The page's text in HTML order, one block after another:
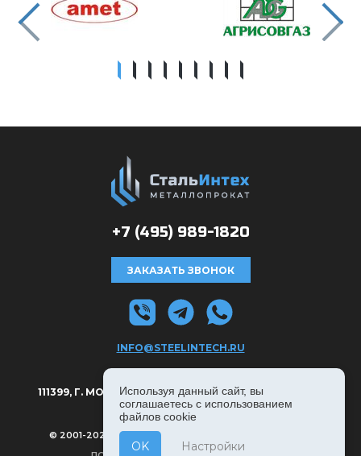
+7 (495)989-1820
ЗАКАЗАТЬ ЗВОНОК
INFO@STEELINTECH.RU
111399, Г. МОСКВА, РЯЗАНСКИЙ ПРОСПЕКТ Д. 8А, С. 1.
© 2001-2026, СТАЛЬИНТЕХ — ВСЕ ПРАВА ЗАЩИЩЕНЫ
Используя данный сайт, вы
соглашаетесь с использованием
файлов cookie
OK Настройки